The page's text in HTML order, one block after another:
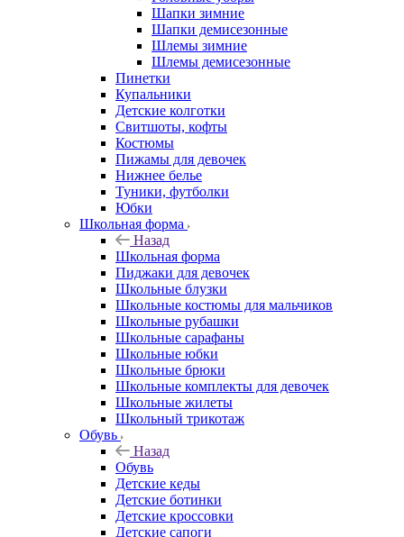
Шапки зимние
Шапки демисезонные
Шлемы зимние
Шлемы демисезонные
Пинетки
Купальники
Детские колготки
Свитшоты, кофты
Костюмы
Пижамы для девочек
Нижнее белье
Туники, футболки
Юбки
Школьная форма
Назад
Школьная форма
Пиджаки для девочек
Школьные блузки
Школьные костюмы для мальчиков
Школьные рубашки
Школьные сарафаны
Школьные юбки
Школьные брюки
Школьные комплекты для девочек
Школьные жилеты
Школьный трикотаж
Обувь
Назад
Обувь
Детские кеды
Детские ботинки
Детские кроссовки
Детские сапоги